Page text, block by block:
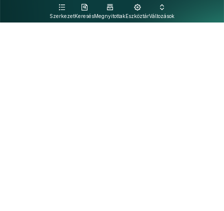
SzerkezetKeresésMegnyitottakEszköztárVáltozások
kattintva olvashat.